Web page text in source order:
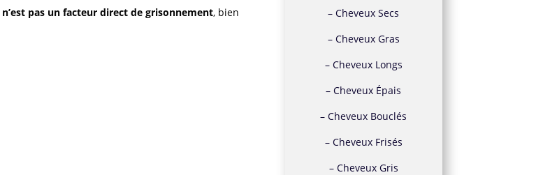
n’est pas un facteur direct de grisonnement, bien
–Cheveux Secs
– Cheveux Gras
– Cheveux Longs
–Cheveux Épais
–Cheveux Bouclés
– Cheveux Frisés
– Cheveux Gris